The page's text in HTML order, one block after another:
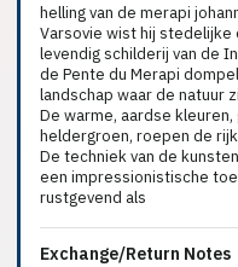
helling van de merapi
Varsovie wist hij stedelijke
levendig schilderij van de
de Pente du Merapi
landschap waar de natuur
De warme, aardse
heldergroen, roepen de
De techniek van de
een impressionistische
rustgevend als
Exchange/Return Notes